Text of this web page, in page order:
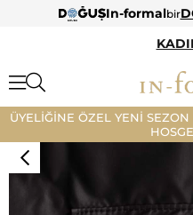
In-formalbir
ÜYELİĞİNE ÖZEL YENİ